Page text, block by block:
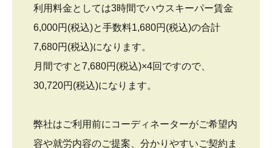
利用料金としては3時間でハウスキーパー賃金
6,000円(税込)と手数料1,680円(税込)の合計
7,680円(税込)になります。
月間ですと7,680円(税込)×4回ですので、
30,720円(税込)になります。
弊社はご利用前にコーディネーターがご希望内
容や就労内容のご提案、分かりやすいご契約ま